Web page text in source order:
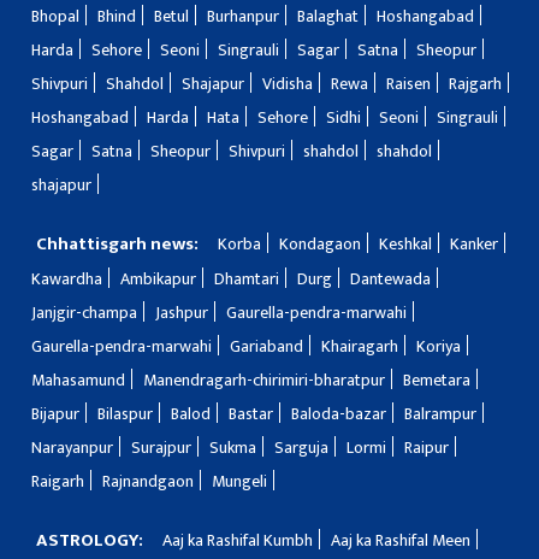
Bhopal
Bhind Betul Burhanpur Balaghat
Hoshangabad
Harda
Sehore Seoni Singrauli Sagar Satna
Sheopur
Shivpuri
Shahdol Shajapur Vidisha Rewa Raisen
Rajgarh
Hoshangabad
Harda Hata Sehore Sidhi Seoni
Singrauli
Sagar
Satna Sheopur Shivpuri shahdol
shahdol
shajapur
Chhattisgarh news: Korba Kondagaon Keshkal
Kanker
Kawardha
Ambikapur Dhamtari Durg
Dantewada
Janjgir-champa
Jashpur
Gaurella-pendra-marwahi
Gaurella-pendra-marwahi
Gariaband Khairagarh
Koriya
Mahasamund
Manendragarh-chirimiri-bharatpur
Bemetara
Bijapur
Bilaspur Balod Bastar Baloda-bazar
Balrampur
Narayanpur
Surajpur Sukma Sarguja Lormi
Raipur
Raigarh
Rajnandgaon Mungeli
ASTROLOGY: Aaj ka Rashifal Kumbh
Aaj ka Rashifal Meen